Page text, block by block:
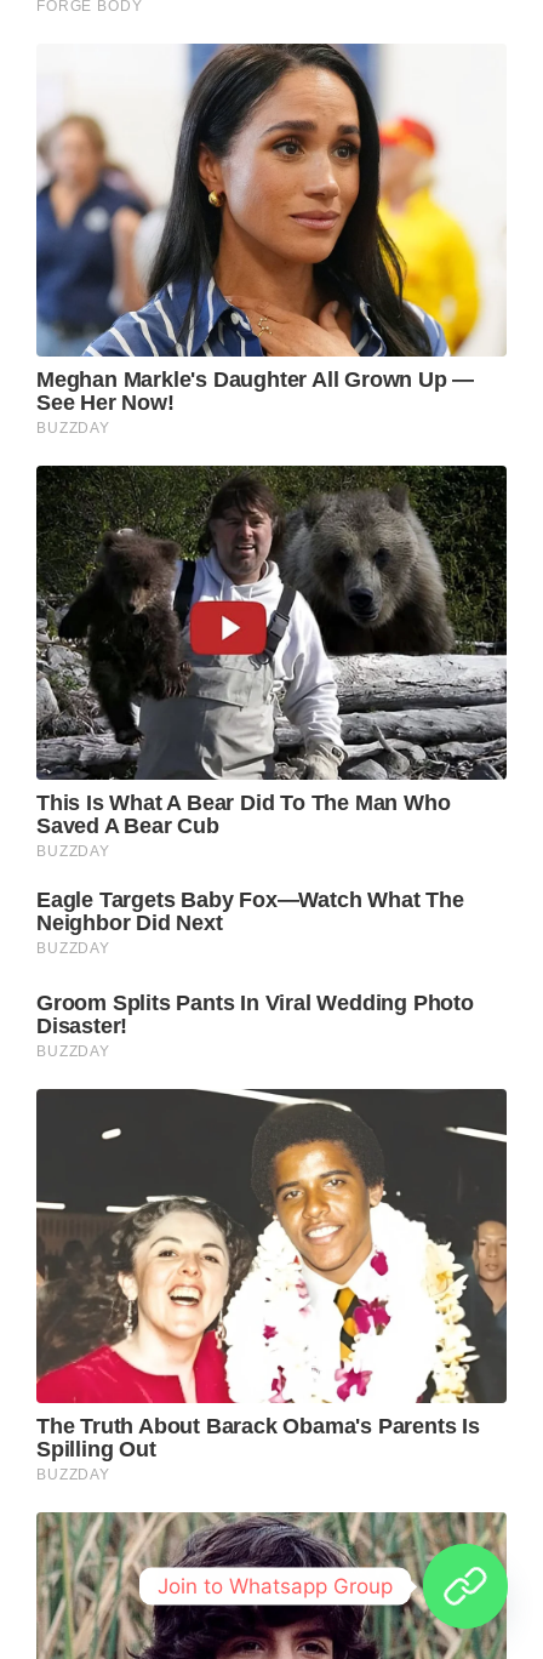
Join to Whatsapp Group